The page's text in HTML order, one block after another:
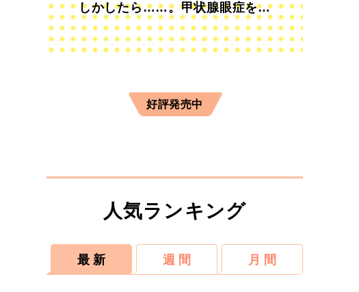
しかしたら……。甲状腺眼症を知
っていますか？
好評発売中
人気ランキング
最 新 週 間 月 間